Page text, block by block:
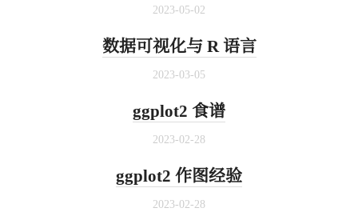
2023-05-02
数据可视化与 R 语言
2023-03-05
ggplot2 食谱
2023-02-28
ggplot2 作图经验
2023-02-28